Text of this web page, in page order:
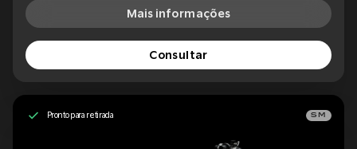
Mais informações
Consultar
Pronto para retirada SM